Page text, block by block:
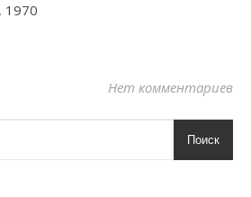
1970
Нет комментариев
Поиск